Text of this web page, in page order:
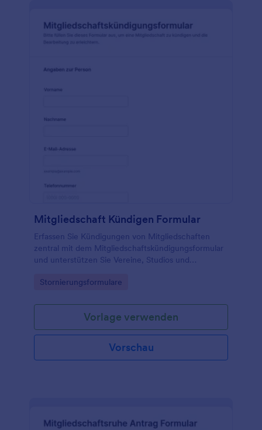
Mitgliedschaft Kündigen Formular
Erfassen Sie Kündigungen von Mitgliedschaften
zentral mit dem Mitgliedschaftskündigungsformular
und unterstützen Sie Vereine, Studios und
Bearbeitung der Anfrage in Jotform.
Go to Category:
Stornierungsformulare
Vorlage verwenden
Vorschau